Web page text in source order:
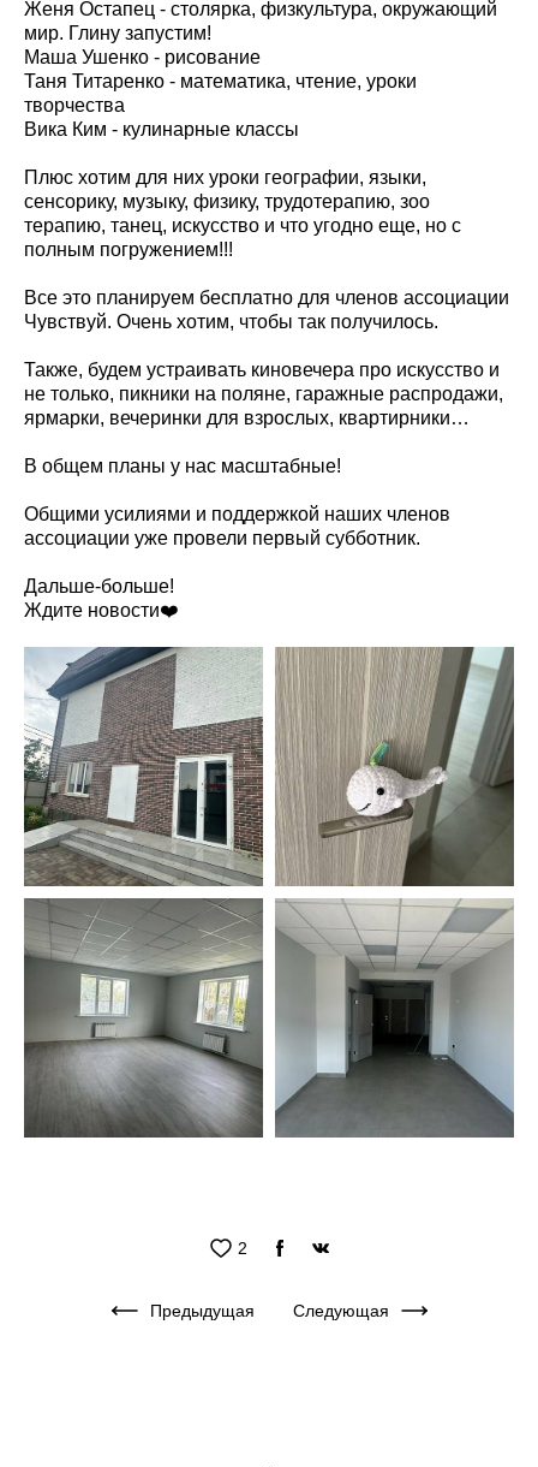
Женя Остапец - столярка, физкультура, окружающий
мир. Глину запустим!
Маша Ушенко - рисование
Таня Титаренко - математика, чтение, уроки
творчества
Вика Ким - кулинарные классы
Плюс хотим для них уроки географии, языки,
сенсорику, музыку, физику, трудотерапию, зоо
терапию, танец, искусство и что угодно еще, но с
полным погружением!!!
Все это планируем бесплатно для членов ассоциации
Чувствуй. Очень хотим, чтобы так получилось.
Также, будем устраивать киновечера про искусство и
не только, пикники на поляне, гаражные распродажи,
ярмарки, вечеринки для взрослых, квартирники…
В общем планы у нас масштабные!
Общими усилиями и поддержкой наших членов
ассоциации уже провели первый субботник.
Дальше-больше!
Ждите новости❤️
2
Предыдущая Следующая